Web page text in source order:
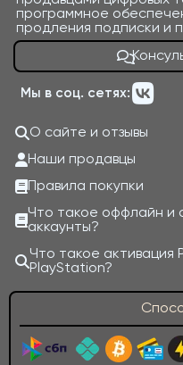
программное
продления подписки и
Мы в соц. сетях:
О сайте и отзывы
Наши продавцы
Правила покупки
Что такое оффлайн и
аккаунты?
Что такое активация
PlayStation?